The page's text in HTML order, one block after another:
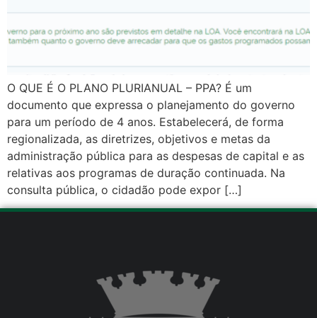
O QUE É O PLANO PLURIANUAL – PPA? É um
documento que expressa o planejamento do governo
para um período de 4 anos. Estabelecerá, de forma
regionalizada, as diretrizes, objetivos e metas da
administração pública para as despesas de capital e as
relativas aos programas de duração continuada. Na
consulta pública, o cidadão pode expor […]